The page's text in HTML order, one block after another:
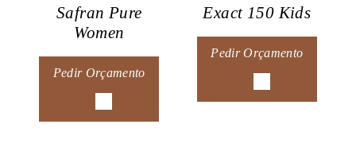
Safran Pure
Women
Pedir Orçamento
Exact 150 Kids
Pedir Orçamento